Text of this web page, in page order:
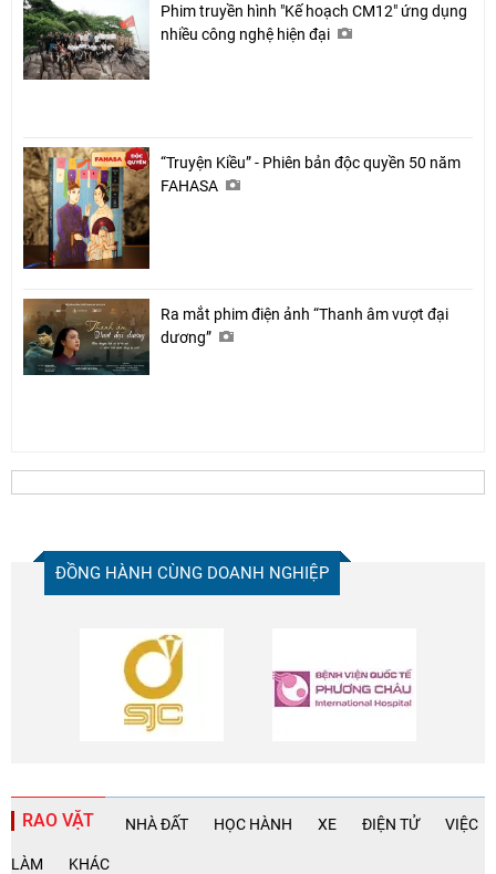
Phim truyền hình "Kế hoạch CM12" ứng dụng
nhiều công nghệ hiện đại
“Truyện Kiều” - Phiên bản độc quyền 50 năm
FAHASA
Ra mắt phim điện ảnh “Thanh âm vượt đại
dương”
ĐỒNG HÀNH CÙNG DOANH NGHIỆP
RAO VẶT NHÀ ĐẤT HỌC HÀNH XE ĐIỆN TỬ VIỆC
LÀM KHÁC